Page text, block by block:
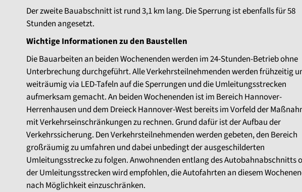
Der zweite Bauabschnitt ist rund 3,1 km lang. Die Sperrung ist ebenfalls für 58
Stunden angesetzt.
Wichtige Informationen zu den Baustellen
Die Bauarbeiten an beiden Wochenenden werden im 24-Stunden-Betrieb ohne
Unterbrechung durchgeführt. Alle Verkehrsteilnehmenden werden frühzeitig
weiträumig via LED-Tafeln auf die Sperrungen und die Umleitungsstrecken
aufmerksam gemacht.An beiden Wochenenden ist im Bereich Hannover-
Herrenhausen und dem Dreieck Hannover-West bereits im Vorfeld der
mit Verkehrseinschränkungen zu rechnen. Grund dafür ist der Aufbau der
Verkehrssicherung. Den Verkehrsteilnehmenden werden gebeten, den Bereich
großräumig zu umfahren und dabei unbedingt der ausgeschilderten
Umleitungsstrecke zu folgen. Anwohnenden entlang des Autobahnabschnitts
der Umleitungsstrecken wird empfohlen, die Autofahrten an diesem
nach Möglichkeit einzuschränken.